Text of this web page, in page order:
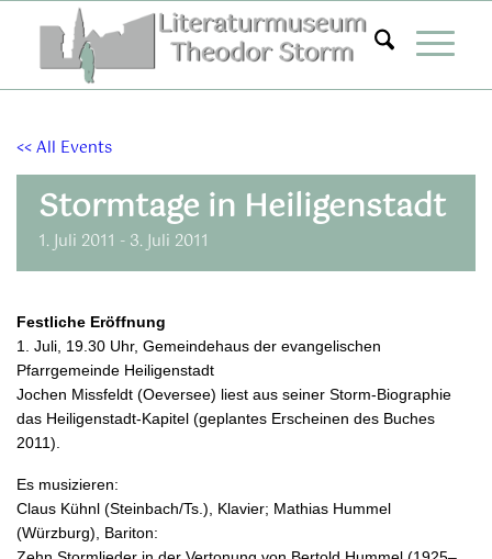
springen
<< All Events
Stormtage in Heiligenstadt
1. Juli 2011 - 3. Juli 2011
Festliche Eröffnung
1. Juli, 19.30 Uhr, Gemeindehaus der evangelischen
Pfarrgemeinde Heiligenstadt
Jochen Missfeldt (Oeversee) liest aus seiner Storm-Biographie
das Heiligenstadt-Kapitel (geplantes Erscheinen des Buches
2011).
Es musizieren:
Claus Kühnl (Steinbach/Ts.), Klavier; Mathias Hummel
(Würzburg), Bariton: